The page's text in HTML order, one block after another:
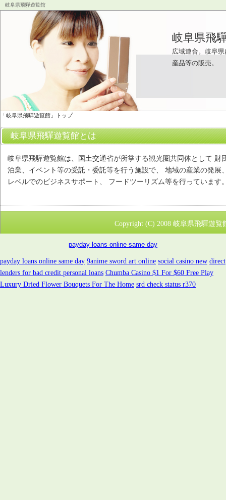
岐阜県飛驒遊覧館
岐阜県飛
広域連合。岐阜
産品等の販売。
「岐阜県飛驒遊覧館」トップ
岐阜県飛驒遊覧館とは
岐阜県飛驒遊覧館は、国土交通省が所掌する観光圏共同体として
泊業、イベント等の受託・委託等を行う施設で、 地域の産業の発
レベルでのビジネスサポート、 フードツーリズム等を行っています
Copyright (C) 2008 岐阜県飛驒遊覧
payday loans online same day
payday loans online same day 9anime sword art online social casino new direct
lenders for bad credit personal loans Chumba Casino $1 For $60 Free Play
Luxury Dried Flower Bouquets For The Home srd check status r370